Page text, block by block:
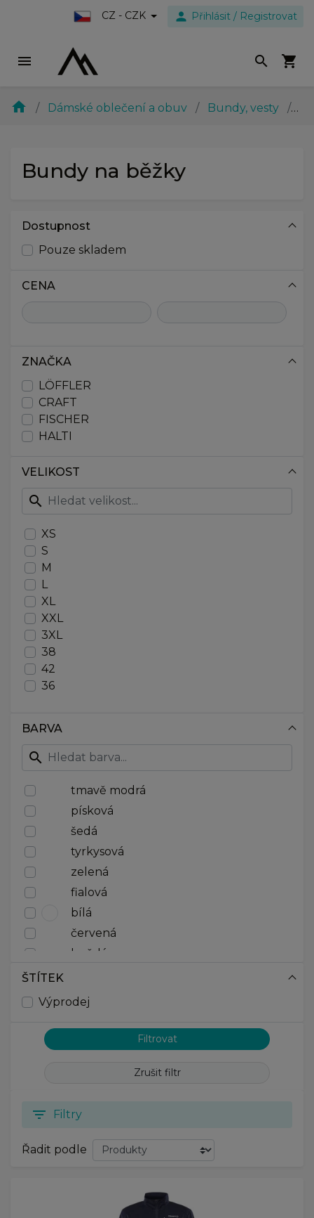
CZ - CZK person Přihlásit / Registrovat
menu search shopping_cart
home Dámské oblečení a obuv Bundy, vesty
Bundy na běžky
Dostupnost
Pouze skladem
CENA
ZNAČKA
LÖFFLER
CRAFT
FISCHER
HALTI
VELIKOST
search
XS
S
M
L
XL
XXL
3XL
38
42
36
40
46
BARVA
search
tmavě modrá
písková
šedá
tyrkysová
zelená
fialová
bílá
červená
hnědá
modrá
ŠTÍTEK
Výprodej
Zrušit filtr
filter_list Filtry
Řadit podle